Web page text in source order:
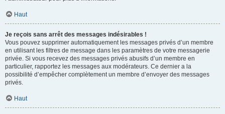
Haut
Je reçois sans arrêt des messages indésirables !
Vous pouvez supprimer automatiquement les messages privés d’un membre
en utilisant les filtres de message dans les paramètres de votre messagerie
privée. Si vous recevez des messages privés abusifs d’un membre en
particulier, rapportez les messages aux modérateurs. Ce dernier a la
possibilité d’empêcher complètement un membre d’envoyer des messages
privés.
Haut